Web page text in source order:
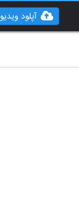
آپلود ویدیو